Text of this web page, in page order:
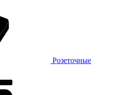
Розеточные